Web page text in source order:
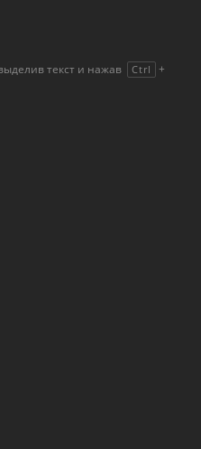
текст и нажав Ctrl +